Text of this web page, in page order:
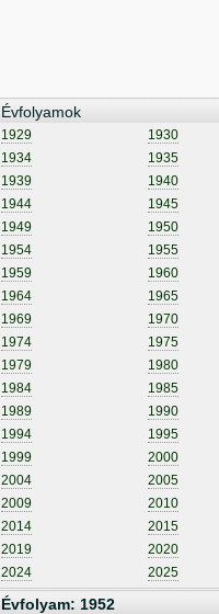
Évfolyamok
1929
1930
1934
1935
1939
1940
1944
1945
1949
1950
1954
1955
1959
1960
1964
1965
1969
1970
1974
1975
1979
1980
1984
1985
1989
1990
1994
1995
1999
2000
2004
2005
2009
2010
2014
2015
2019
2020
2024
2025
Évfolyam: 1952